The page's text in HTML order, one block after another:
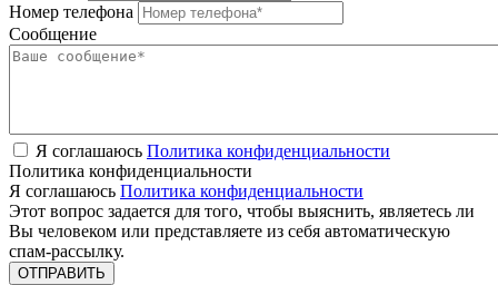
Номер телефона
Сообщение
Я соглашаюсь Политика конфиденциальности
Политика конфиденциальности
Я соглашаюсь Политика конфиденциальности
Этот вопрос задается для того, чтобы выяснить, являетесь ли
Вы человеком или представляете из себя автоматическую
спам-рассылку.